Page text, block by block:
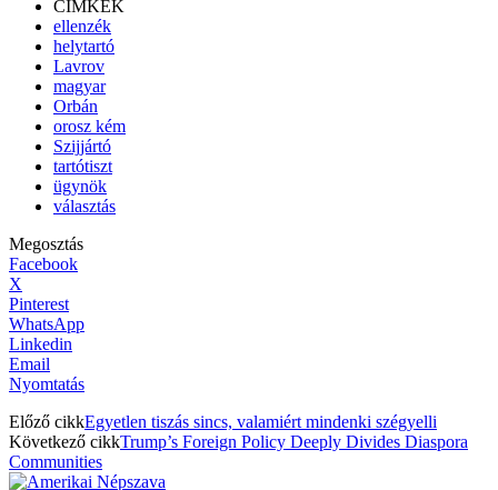
CÍMKÉK
ellenzék
helytartó
Lavrov
magyar
Orbán
orosz kém
Szijjártó
tartótiszt
ügynök
választás
Megosztás
Facebook
X
Pinterest
WhatsApp
Linkedin
Email
Nyomtatás
Előző cikkEgyetlen tiszás sincs, valamiért mindenki szégyelli
Következő cikkTrump’s Foreign Policy Deeply Divides Diaspora
Communities